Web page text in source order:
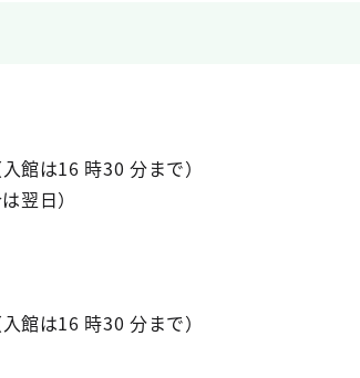
は16 時30 分まで）
日）
は16 時30 分まで）